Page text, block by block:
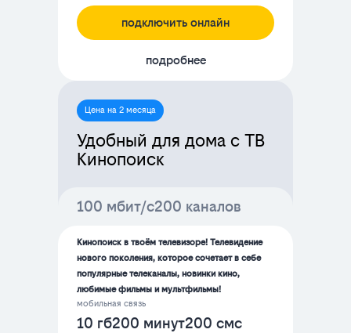
подключить онлайн
подробнее
Цена на 2 месяца
Удобный для дома с ТВ
Кинопоиск
100 мбит/с200 каналов
Кинопоиск в твоём телевизоре! Телевидение
нового поколения, которое сочетает в себе
популярные телеканалы, новинки кино,
любимые фильмы и мультфильмы!
мобильная связь
10 гб200 минут200 смс